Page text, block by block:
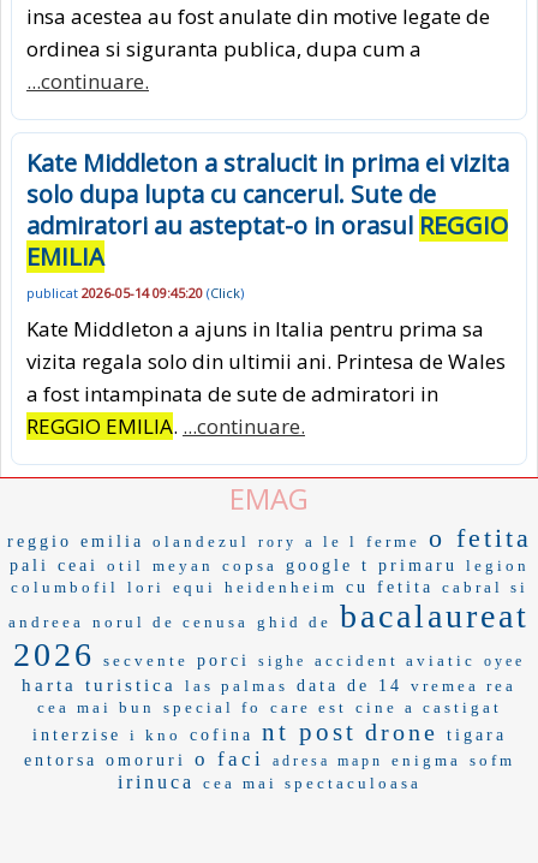
insa acestea au fost anulate din motive legate de
ordinea si siguranta publica, dupa cum a
...continuare.
Kate Middleton a stralucit in prima ei vizita
solo dupa lupta cu cancerul. Sute de
admiratori au asteptat-o in orasul REGGIO
EMILIA
publicat 2026-05-14 09:45:20 (Click)
Kate Middleton a ajuns in Italia pentru prima sa
vizita regala solo din ultimii ani. Printesa de Wales
a fost intampinata de sute de admiratori in
REGGIO EMILIA. ...continuare.
EMAG
reggio emilia olandezul rory a le l ferme o fetita
pali ceai otil meyan copsa google t primaru
legion
columbofil
lori equi heidenheim cu fetita
cabral si
andreea
norul de cenusa ghid de
bacalaureat
2026
secvente porci sighe accident aviatic oyee
harta turistica las palmas data de 14
vremea rea
cea mai bun
special fo care est
cine a castigat
interzise
i kno cofina nt post drone
tigara
entorsa
omoruri o faci adresa mapn enigma sofm
irinuca cea mai spectaculoasa